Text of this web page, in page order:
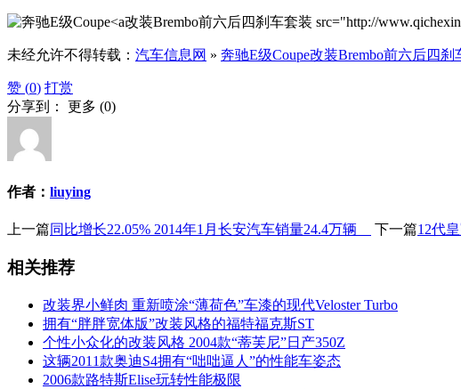
改装Brembo前六后四刹车套装 src="http://
未经允许不得转载： 汽车信息网 » 奔驰E级Coupe改装Brembo前六后四刹
赞 (0) 打赏
分享到： 更多 (0)
作者： liuying
上一篇同比增长22.05% 2014年1月长安汽车销量24.4万辆 下一篇12代
相关推荐
改装界小鲜肉 重新喷涂“薄荷色”车漆的现代Veloster Turbo
拥有“胖胖宽体版”改装风格的福特福克斯ST
个性小众化的改装风格 2004款“蒂芙尼”日产350Z
这辆2011款奥迪S4拥有“咄咄逼人”的性能车姿态
2006款路特斯Elise玩转性能极限